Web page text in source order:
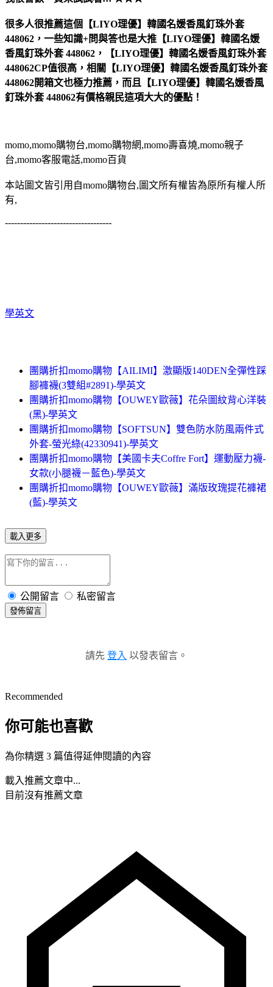
很多人很推薦這個【LIYO理優】韓國名媛香風釘珠外套
448062，一些知識+問與答也是大推【LIYO理優】韓國名媛
香風釘珠外套 448062，【LIYO理優】韓國名媛香風釘珠外套
448062CP值很高，相關【LIYO理優】韓國名媛香風釘珠外套
448062開箱文也極力推薦，而且【LIYO理優】韓國名媛香風
釘珠外套 448062有價格親民這項大大的優點！
momo,momo購物台,momo購物網,momo壽喜燒,momo親子
台,momo客服電話,momo百貨
本站圖文皆引用自momo購物台,圖文所有權皆為原所有權人所
有,
-----------------------------------
學英文
團購折扣momo購物【AILIMI】激顯版140DEN全彈性踩
腳褲襪(3雙組#2891)-學英文
團購折扣momo購物【OUWEY歐薇】花朵圖紋背心洋裝
(黑)-學英文
團購折扣momo購物【SOFTSUN】雙色防水防風兩件式
外套-螢光綠(42330941)-學英文
團購折扣momo購物【美國卡夫Coffre Fort】運動壓力襪-
女款(小腿襪－藍色)-學英文
團購折扣momo購物【OUWEY歐薇】滿版玫瑰提花褲裙
(藍)-學英文
載入更多
公開留言 私密留言
發佈留言
請先 登入 以發表留言。
Recommended
你可能也喜歡
為你精選 3 篇值得延伸閱讀的內容
載入推薦文章中...
目前沒有推薦文章